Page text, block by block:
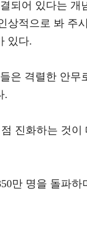
되어 있다는
상적으로 봐 주
있다.
은 격렬한 안
.
진화하는 것
만 명을 돌파